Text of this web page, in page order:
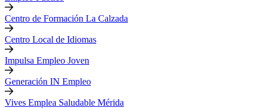
Centro de Formación La Calzada
Centro Local de Idiomas
Impulsa Empleo Joven
Generación IN Empleo
Vives Emplea Saludable Mérida